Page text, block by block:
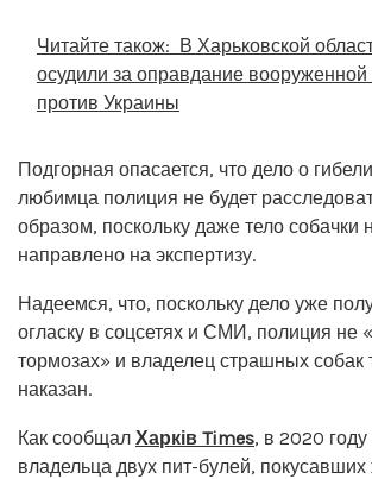
Читайте також: В Харьковской
осудили за оправдание
против Украины
Подгорная опасается, что дело о
любимца полиция не будет
образом, поскольку даже тело собачки
направлено на экспертизу.
Надеемся, что, поскольку дело уже
огласку в соцсетях и СМИ, полиция не
тормозах» и владелец страшных собак
наказан.
Как сообщал Харків Times, в 2020
владельца двух пит-булей, покусавших